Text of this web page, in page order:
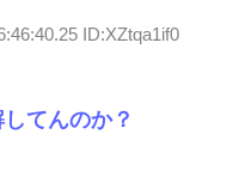
ID:XZtqa1if0
てんのか？